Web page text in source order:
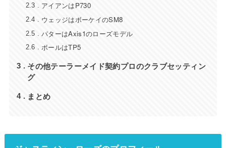
2.3 アイアンはP730
2.4 ウェッジはボーケイのSM8
2.5 パターはAxis1のローズモデル
2.6 ボールはTP5
3
その他テーラーメイド契約プロのクラブセッティン
グ
4 まとめ